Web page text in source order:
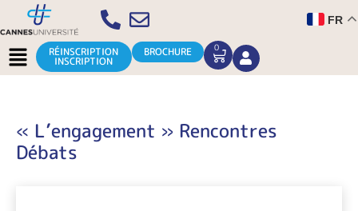
Aller
au
contenu
FR
Menu RÉINSCRIPTION
INSCRIPTION
BROCHURE 0
CART
« L’engagement » Rencontres
Débats